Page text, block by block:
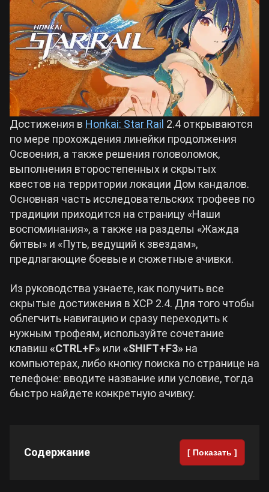
Crimson Desert
Zenless Zone Zero
Kingdom Come: Deliverance 2
Path of Exile 2
Wuthering Waves
Roblox
Hogwarts Legacy
Cyberpunk 2077
Все игры
Билды Arknights: Endfield
Билды Wuthering Waves
Билды Cyberpunk 2077
Билды Path of Exile 2
Достижения в Honkai: Star Rail 2.4 открываются
по мере прохождения линейки продолжения
Освоения, а также решения головоломок,
выполнения второстепенных и скрытых
квестов на территории локации Дом кандалов.
Основная часть исследовательских трофеев по
традиции приходится на страницу «Наши
воспоминания», а также на разделы «Жажда
битвы» и «Путь, ведущий к звездам»,
предлагающие боевые и сюжетные ачивки.
Из руководства узнаете, как получить все
скрытые достижения в ХСР 2.4. Для того чтобы
облегчить навигацию и сразу переходить к
нужным трофеям, используйте сочетание
клавиш «CTRL+F» или «SHIFT+F3» на
компьютерах, либо кнопку поиска по странице на
телефоне: вводите название или условие, тогда
быстро найдете конкретную ачивку.
Содержание [ Показать ]